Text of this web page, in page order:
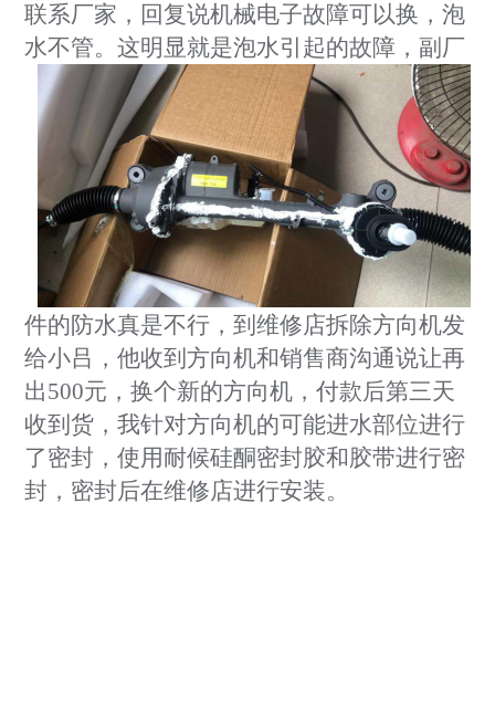
联系厂家，回复说机械电子故障可以换，泡
水不管。这明显就是泡水引起的故障，副厂
件的防水真是不行，到维修店拆除方向机发
给小吕，他收到方向机和销售商沟通说让再
出500元，换个新的方向机，付款后第三天
收到货，我针对方向机的可能进水部位进行
了密封，使用耐候硅酮密封胶和胶带进行密
封，密封后在维修店进行安装。